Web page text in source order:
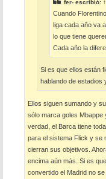
fer- escribió: ↑
Cuando
liga cada año va
lo que tiene
Cada año la
Si es que ellos están
hablando de estadios
Ellos siguen sumando y
sólo marca goles Mbappe
verdad, el Barca tiene
para el sistema Flick y se
cierran sus objetivos.
encima aún más. Si es
convertido el Madrid no